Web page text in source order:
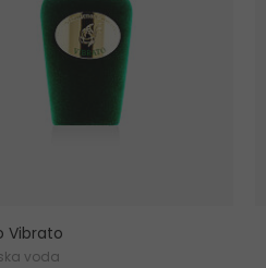
Vibrato
voda